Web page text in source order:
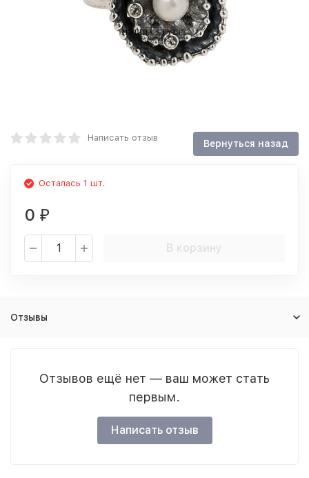
Написать отзыв
Осталась 1 шт.
0 ₽
В корзину
Отзывы
Отзывов ещё нет — ваш может стать
первым.
Написать отзыв